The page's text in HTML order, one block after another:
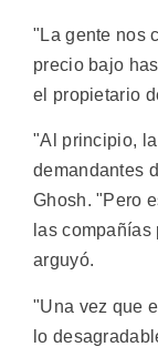
"La gente nos
precio bajo
el propietario
"Al principio,
demandantes
Ghosh. "Pero
las
arguyó.
"Una vez que
lo